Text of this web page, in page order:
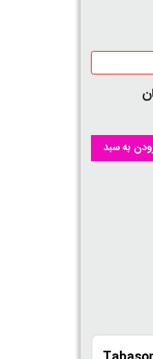
به سبد